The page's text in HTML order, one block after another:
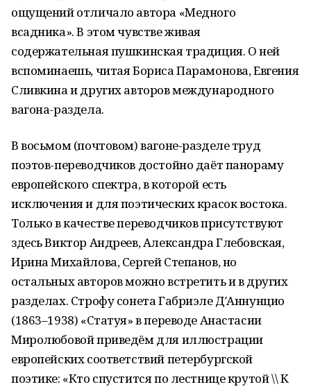
ощущений отличало автора «Медного
всадника». В этом чувстве живая
содержательная пушкинская традиция. О ней
вспоминаешь, читая Бориса Парамонова, Евгения
Сливкина и других авторов международного
вагона-раздела.
В восьмом (почтовом) вагоне-разделе труд
поэтов-переводчиков достойно даёт панораму
европейского спектра, в которой есть
исключения и для поэтических красок востока.
Только в качестве переводчиков присутствуют
здесь Виктор Андреев, Александра Глебовская,
Ирина Михайлова, Сергей Степанов, но
остальных авторов можно встретить и в других
разделах. Строфу сонета Габриэле Д′Аннунцио
(1863–1938) «Статуя» в переводе Анастасии
Миролюбовой приведём для иллюстрации
европейских соответствий петербургской
поэтике: «Кто спустится по лестнице крутой \\ К